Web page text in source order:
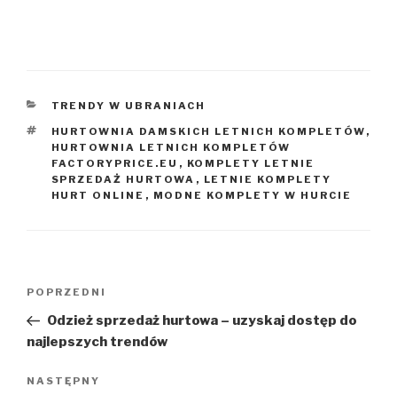
KATEGORIE
TRENDY W UBRANIACH
TAGI
HURTOWNIA DAMSKICH LETNICH KOMPLETÓW ,
HURTOWNIA LETNICH KOMPLETÓW
FACTORYPRICE.EU , KOMPLETY LETNIE
SPRZEDAŻ HURTOWA , LETNIE KOMPLETY
HURT ONLINE , MODNE KOMPLETY W HURCIE
Poprzedni
wpis
POPRZEDNI
Odzież sprzedaż hurtowa – uzyskaj dostęp do
najlepszych trendów
Następny
NASTĘPNY